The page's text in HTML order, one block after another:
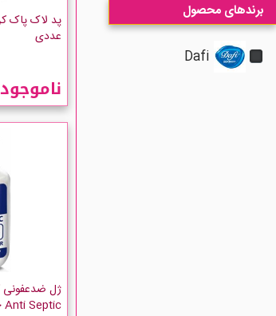
برندهای محصول
Dafi
عددی
ناموجود
Anti Septic حجم 50 میلی لیتر